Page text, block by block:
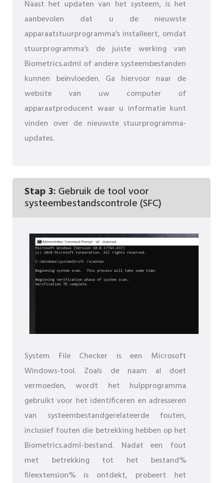
Naast het updaten van het systeem, is het
aanbevolen dat u de nieuwste
apparaatstuurprogramma's installeert, omdat
stuurprogramma's de juiste werking van
Biometrics.adml of andere systeembestanden
kunnen beïnvloeden. Ga hiervoor naar de
website van uw computer of
apparaatproducent waar u informatie kunt
vinden over de nieuwste stuurprogramma-
updates.
Stap 3: Gebruik de tool voor
systeembestandscontrole (SFC)
System File Checker is een Microsoft
Windows-tool. Zoals de naam al doet
vermoeden, wordt het hulpprogramma
gebruikt voor het identificeren en adresseren
van systeembestandgerelateerde fouten,
inclusief fouten die betrekking hebben op het
Biometrics.adml-bestand. Nadat een fout
met betrekking tot het bestand%
fileextension% is ontdekt, probeert het